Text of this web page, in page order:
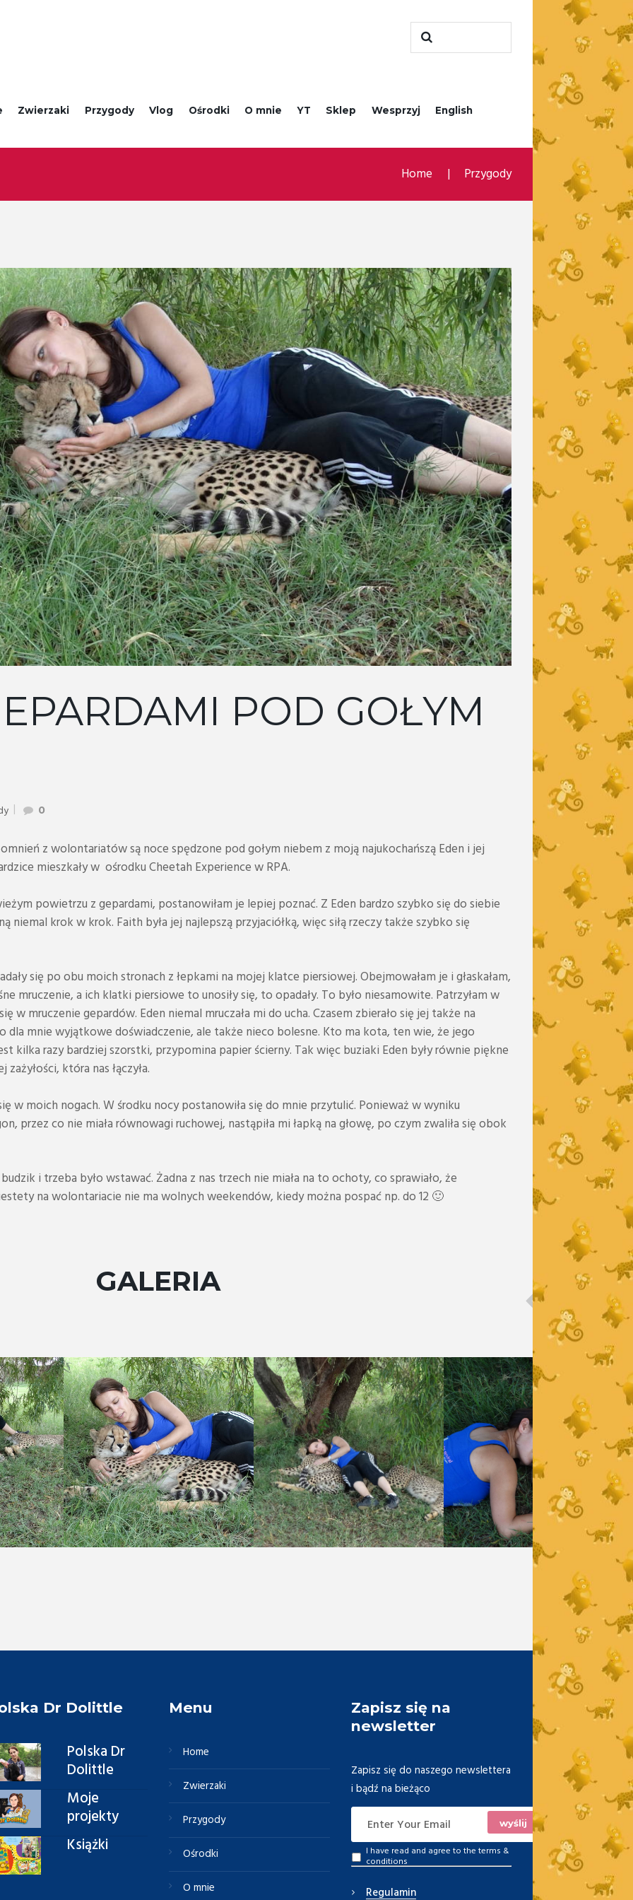
Zwierzaki Przygody Vlog Ośrodki O mnie YT Sklep Wesprzyj English
Home Przygody
POD GOŁYM
0
z wolontariatów są noce spędzone pod gołym niebem z moją najukochańszą Eden i jej
mieszkały w ośrodku Cheetah Experience w RPA.
powietrzu z gepardami, postanowiłam je lepiej poznać. Z Eden bardzo szybko się do siebie
niemal krok w krok. Faith była jej najlepszą przyjaciółką, więc siłą rzeczy także szybko się
się po obu moich stronach z łepkami na mojej klatce piersiowej. Obejmowałam je i głaskałam,
mruczenie, a ich klatki piersiowe to unosiły się, to opadały. To było niesamowite. Patrzyłam w
w mruczenie gepardów. Eden niemal mruczała mi do ucha. Czasem zbierało się jej także na
dla mnie wyjątkowe doświadczenie, ale także nieco bolesne. Kto ma kota, ten wie, że jego
kilka razy bardziej szorstki, przypomina papier ścierny. Tak więc buziaki Eden były równie piękne
która nas łączyła.
w moich nogach. W środku nocy postanowiła się do mnie przytulić. Ponieważ w wyniku
przez co nie miała równowagi ruchowej, nastąpiła mi łapką na głowę, po czym zwaliła się obok
i trzeba było wstawać. Żadna z nas trzech nie miała na to ochoty, co sprawiało, że
na wolontariacie nie ma wolnych weekendów, kiedy można pospać np. do 12 🙂
GALERIA
Dr Dolittle
Polska Dr
Dolittle
Moje
projekty
Książki
Menu
Home
Zwierzaki
Przygody
Ośrodki
O mnie
Zapisz się na
newsletter
Zapisz się do naszego newslettera
i bądź na bieżąco
I have read and agree to theterms &
conditions
Regulamin